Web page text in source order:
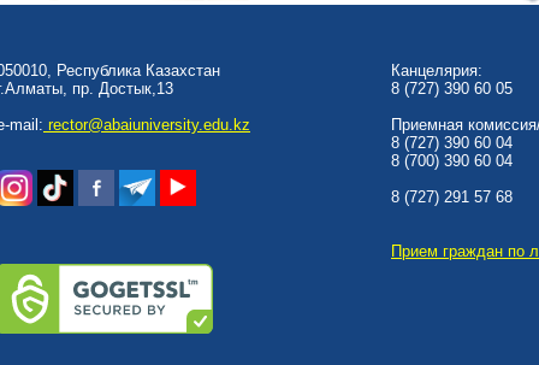
Республика Казахстан
пр. Достык,13
mail: rector@abaiuniversity.edu.kz
Канцелярия:
8 (727) 390 60 05
Приемная
8 (727) 390 60 04
8 (700) 390 60 04
8 (727) 291 57 68
Прием граждан по